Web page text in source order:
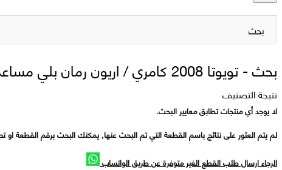
بحث
بحث -تويوتا 2008 كامري / اريون رمان بلي مساعد يسار
نتيجة التصنيف
لا يوجد أي منتجات تطابق معايير البحث.
لم يتم العثور على نتائج باسم القطعة التي تم البحث عنها, يمكنك البحث برقم القطعة او
الرجاء ارسال طلب القطع الغير متوفرة عن طريق الواتساب